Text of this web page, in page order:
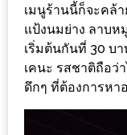
สวย
ร้าน
รวย
เสน่ห์
ของ
เมนูร้านนี้ก็จะคล้
แป้งนมย่าง ลาบ
เริ่มต้นกันที่ 30 บ
เคนะ รสชาติถือว่
ดึกๆ ที่ต้องการหา